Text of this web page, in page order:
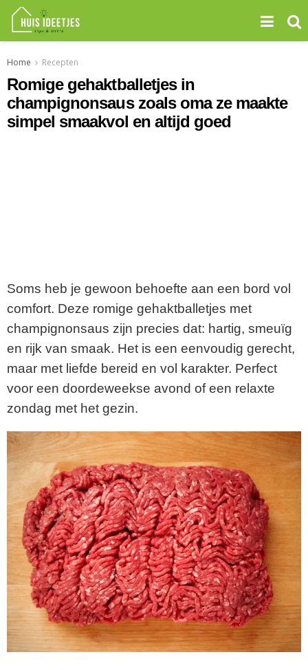
Home Recepten
Romige gehaktballetjes in
champignonsaus zoals oma ze maakte
simpel smaakvol en altijd goed
Soms heb je gewoon behoefte aan een bord vol
comfort. Deze romige gehaktballetjes met
champignonsaus zijn precies dat: hartig, smeuïg
en rijk van smaak. Het is een eenvoudig gerecht,
maar met liefde bereid en vol karakter. Perfect
voor een doordeweekse avond of een relaxte
zondag met het gezin.